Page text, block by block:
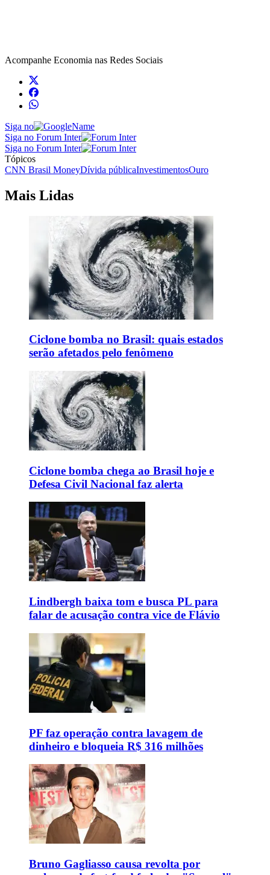
Acompanhe Economia nas Redes Sociais
Siga no
Siga no Forum Inter
Siga no Forum Inter
Tópicos
CNN Brasil MoneyDívida públicaInvestimentosOuro
Mais Lidas
Ciclone bomba no Brasil: quais estados
serão afetados pelo fenômeno
Ciclone bomba chega ao Brasil hoje e
Defesa Civil Nacional faz alerta
Lindbergh baixa tom e busca PL para
falar de acusação contra vice de Flávio
PF faz operação contra lavagem de
dinheiro e bloqueia R$ 316 milhões
Bruno Gagliasso causa revolta por